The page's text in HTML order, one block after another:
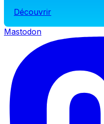
Découvrir
Mastodon